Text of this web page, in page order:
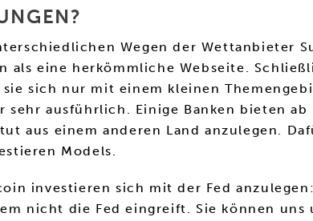
Wegen der Wettanbieter
als eine herkömmliche Webseite.
sich nur mit einem kleinen
ausführlich. Einige Banken bieten
aus einem anderen Land anzulegen.
Models.
investieren sich mit der Fed
nicht die Fed eingreift. Sie können